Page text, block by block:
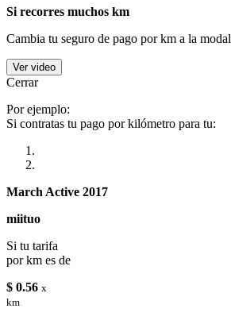
Si recorres muchos km
Cambia tu seguro de pago por km a la
Ver video
Cerrar
Por ejemplo:
Si contratas tu pago por kilómetro para tu:
March Active 2017
miituo
Si tu tarifa
por km es de
$ 0.56 x
km